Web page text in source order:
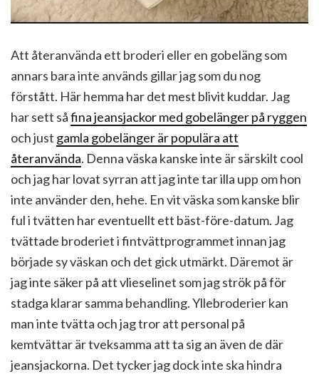
Att återanvända ett broderi eller en gobeläng som
annars bara inte används gillar jag som du nog
förstått. Här hemma har det mest blivit kuddar. Jag
har sett såfina jeansjackor med gobelänger på ryggen
och just gamla gobelänger är populära att
återanvända. Denna väska kanske inte är särskilt cool
och jag har lovat syrran att jag inte tar illa upp om hon
inte använder den, hehe. En vit väska som kanske blir
ful i tvätten har eventuellt ett bäst-före-datum. Jag
tvättade broderiet i fintvättprogrammet innan jag
började sy väskan och det gick utmärkt. Däremot är
jag inte säker på att vlieselinet som jag strök på för
stadga klarar samma behandling. Yllebroderier kan
man inte tvätta och jag tror att personal på
kemtvättar är tveksamma att ta sig an även de där
jeansjackorna. Det tycker jag dock inte ska hindra